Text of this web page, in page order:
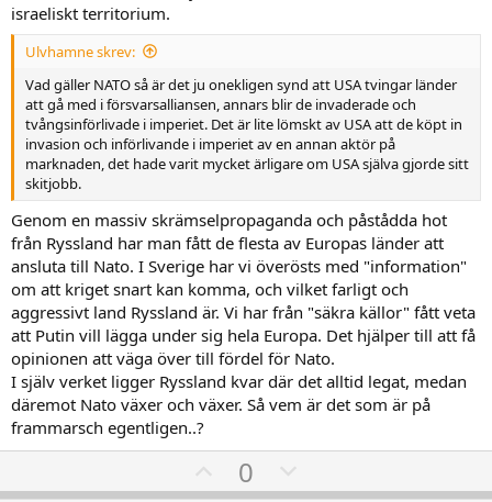
israeliskt territorium.
Ulvhamne skrev:
Vad gäller NATO så är det ju onekligen synd att USA tvingar länder
att gå med i försvarsalliansen, annars blir de invaderade och
tvångsinförlivade i imperiet. Det är lite lömskt av USA att de köpt in
invasion och införlivande i imperiet av en annan aktör på
marknaden, det hade varit mycket ärligare om USA själva gjorde sitt
skitjobb.
Genom en massiv skrämselpropaganda och påstådda hot
från Ryssland har man fått de flesta av Europas länder att
ansluta till Nato. I Sverige har vi överösts med "information"
om att kriget snart kan komma, och vilket farligt och
aggressivt land Ryssland är. Vi har från "säkra källor" fått veta
att Putin vill lägga under sig hela Europa. Det hjälper till att få
opinionen att väga över till fördel för Nato.
I själv verket ligger Ryssland kvar där det alltid legat, medan
däremot Nato växer och växer. Så vem är det som är på
frammarsch egentligen..?
U0